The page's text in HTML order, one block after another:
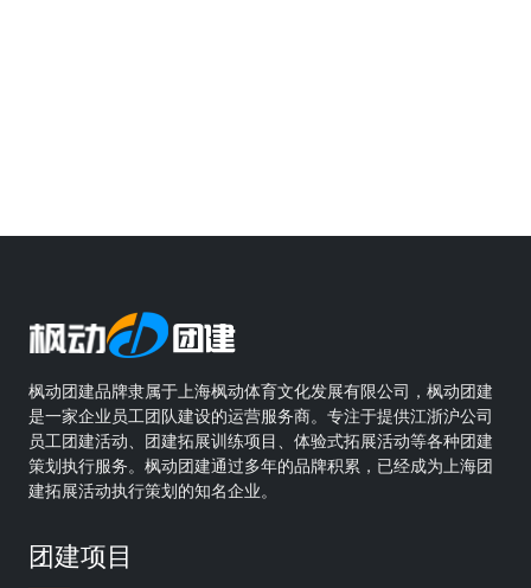
枫动团建品牌隶属于上海枫动体育文化发展有限公司，枫动团建
是一家企业员工团队建设的运营服务商。专注于提供江浙沪公司
员工团建活动、团建拓展训练项目、体验式拓展活动等各种团建
策划执行服务。枫动团建通过多年的品牌积累，已经成为上海团
建拓展活动执行策划的知名企业。
团建项目